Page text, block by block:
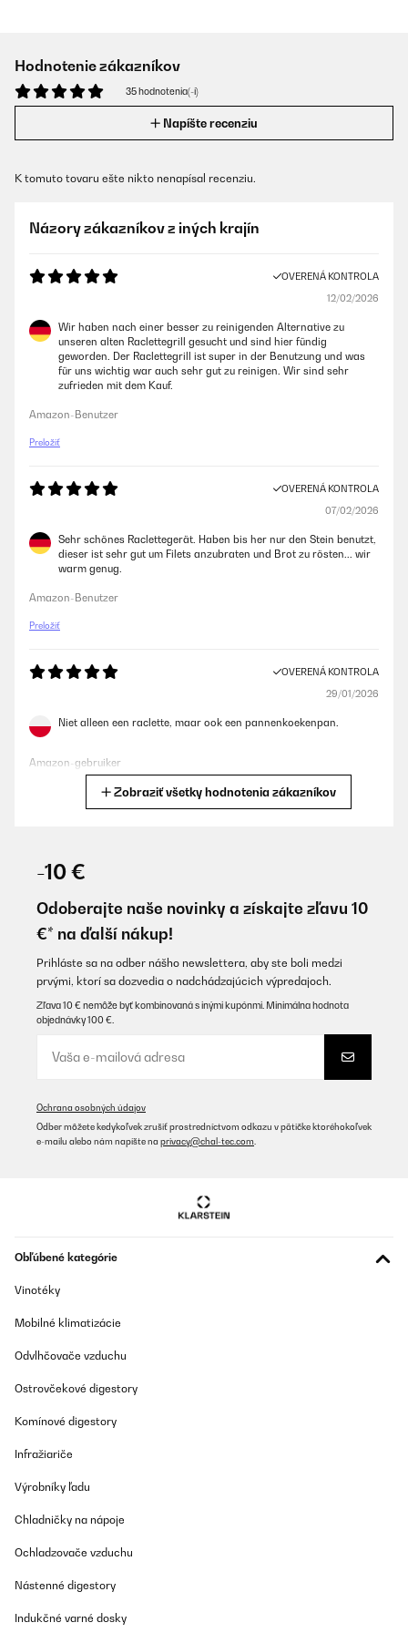
Hodnotenie zákazníkov
35 hodnotenia(-í)
Napíšte recenziu
K tomuto tovaru ešte nikto nenapísal recenziu.
Názory zákazníkov z iných krajín
OVERENÁ KONTROLA
12/02/2026
Wir haben nach einer besser zu reinigenden Alternative zu
unseren alten Raclettegrill gesucht und sind hier fündig
geworden. Der Raclettegrill ist super in der Benutzung und was
für uns wichtig war auch sehr gut zu reinigen. Wir sind sehr
zufrieden mit dem Kauf.
Amazon-Benutzer
Preložiť
OVERENÁ KONTROLA
07/02/2026
Sehr schönes Raclettegerät. Haben bis her nur den Stein benutzt,
dieser ist sehr gut um Filets anzubraten und Brot zu rösten... wir
warm genug.
Amazon-Benutzer
Preložiť
OVERENÁ KONTROLA
29/01/2026
Niet alleen een raclette, maar ook een pannenkoekenpan.
Amazon-gebruiker
Raclettpfannchen . Waren mit beiden super zufrieden. Direkt 6
kleine Pfannkuchen,jeder hat direkt da was zu essen,keiner muss
warten.Pfannkuchenform probierte ich erst mit dann ohne Fett.
Ging super ohne,brannte nichts rein.Super zu reinigen. Sind
begeistert
Amazon-Benutzer
Preložiť
OVERENÁ KONTROLA
Bin super zufrieden damit.
Amazon-Benutzer
che ci fosse tutto e soprattutto nulla di rotto . Tutto perfetto. Ho
di avere la conferma del primo utilizzo . Il regalo è piaciuto molto
Preložiť
Zobraziť všetky hodnotenia zákazníkov
-10 €
Odoberajte naše novinky a získajte zľavu 10
€* na ďalší nákup!
Prihláste sa na odber nášho newslettera, aby ste boli medzi
prvými, ktorí sa dozvedia o nadchádzajúcich výpredajoch.
Zľava 10 € nemôže byť kombinovaná s inými kupónmi. Minimálna hodnota
objednávky 100 €.
Ochrana osobných údajov
Odber môžete kedykoľvek zrušiť prostredníctvom odkazu v pätičke ktoréhokoľvek
e-mailu alebo nám napíšte na privacy@chal-tec.com
Obľúbené kategórie
Vinotéky
Mobilné klimatizácie
Odvlhčovače vzduchu
Ostrovčekové digestory
Komínové digestory
Infražiariče
Výrobníky ľadu
Chladničky na nápoje
Ochladzovače vzduchu
Nástenné digestory
Indukčné varné dosky